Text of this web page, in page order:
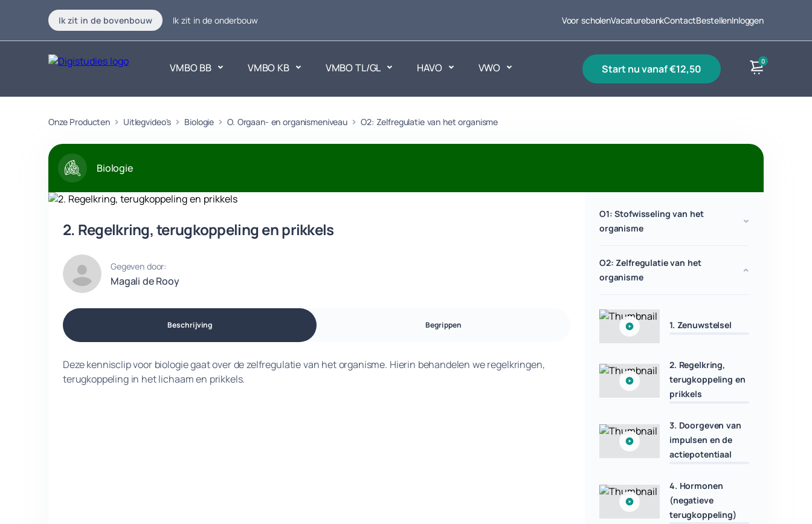
Ik zit in de bovenbouw Ik zit in de onderbouw Voor scholenVacaturebankContactBestellenInloggen
VMBO BB VMBO KB VMBO TL/GL HAVO VWO start nu vanaf €12,50
0
Exacte vakken
Geen vakken.
Taalvakken
Geen vakken.
Maatschappijvakken
Geen vakken.
Onze Producten Uitlegvideo's Biologie O. Orgaan- en organismeniveau O2: Zelfregulatie van het organisme
Biologie
2. Regelkring, terugkoppeling en prikkels
Gegeven door:
Magali de Rooy
Beschrijving Begrippen
Deze kennisclip voor biologie gaat over de zelfregulatie van het organisme. Hierin behandelen we regelkringen,
terugkoppeling in het lichaam en prikkels.
O1: Stofwisseling van het
organisme
O2: Zelfregulatie van het
organisme
1. Zenuwstelsel
2. Regelkring,
terugkoppeling en
prikkels
3. Doorgeven van
impulsen en de
actiepotentiaal
4. Hormonen
(negatieve
terugkoppeling)